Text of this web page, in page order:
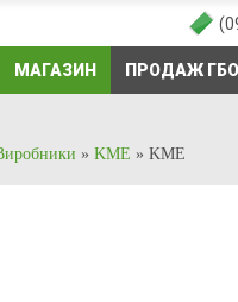
МАГАЗИН ПРОДАЖ
» KME » KME